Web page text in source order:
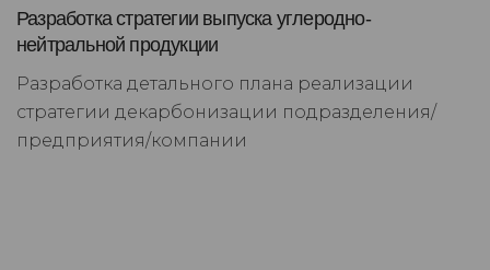
Разработка стратегии выпуска углеродно-
нейтральной продукции
Разработка детального плана реализации
стратегии декарбонизации подразделения/
предприятия/компании